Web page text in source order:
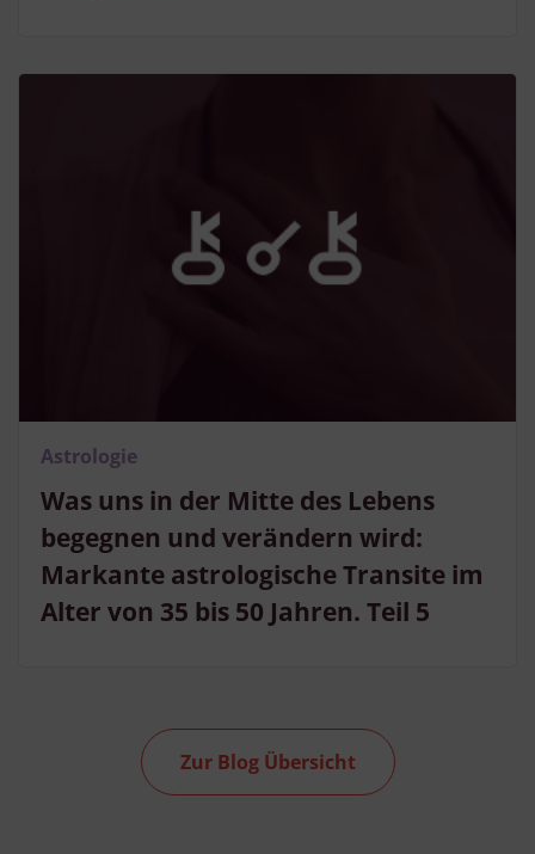
Was uns in der Mitte des Lebens
begegnen und verändern wird:
Markante astrologische Transite im
Alter von 35 bis 50 Jahren. Teil 5
Astrologie
Zur Blog Übersicht